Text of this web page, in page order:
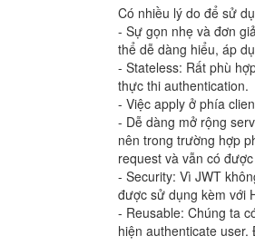
Có nhiều lý do để sử
- Sự gọn nhẹ và đơn
thể dễ dàng hiểu, áp
- Stateless: Rất phù
thực thi authentication.
- Việc apply ở phía
- Dễ dàng mở rộng
nên trong trường hợp
request và vẫn có
- Security: Vì JWT
được sử dụng kèm với
- Reusable: Chúng ta
hiện authenticate